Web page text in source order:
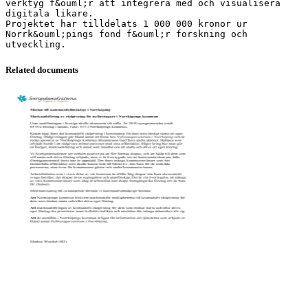
verktyg f&ouml;r att integrera med och visualisera
digitala likare.
Projektet har tilldelats 1 000 000 kronor ur
Norrk&ouml;pings fond f&ouml;r forskning och
Related documents